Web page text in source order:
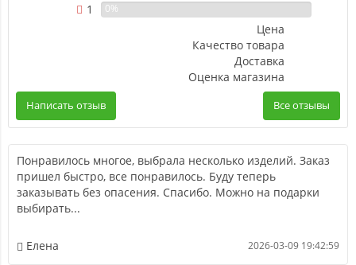
1 0%
Цена
Качество товара
Доставка
Оценка магазина
Написать отзыв Все отзывы
Понравилось многое, выбрала несколько изделий. Заказ
пришел быстро, все понравилось. Буду теперь
заказывать без опасения. Спасибо. Можно на подарки
выбирать...
Елена 2026-03-09 19:42:59